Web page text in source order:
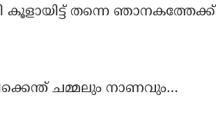
കൂളായിട്ട് തന്നെ ഞാനകത്തേക്ക്
ചമ്മലും നാണവും…